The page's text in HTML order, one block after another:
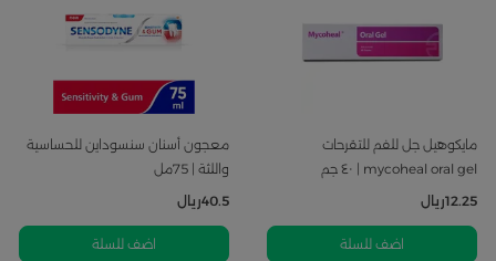
مايكوهيل جل للفم للتقرحات
mycoheal oral gel | ٤٠ جم
12.25ريال
اضف للسلة
معجون أسنان سنسوداين للحساسية
واللثة | 75مل
40.5ريال
اضف للسلة